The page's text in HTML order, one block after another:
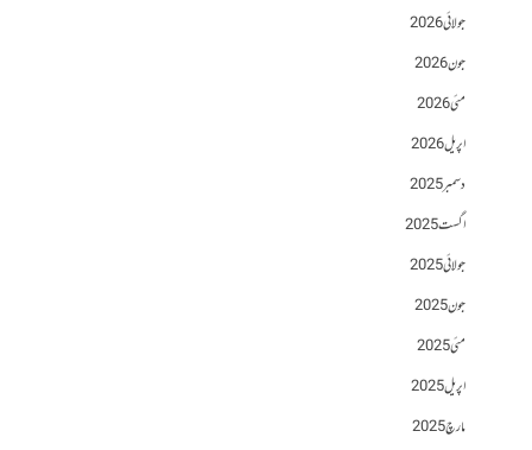
جولائی 2026
جون 2026
مئی 2026
اپریل 2026
دسمبر 2025
اگست 2025
جولائی 2025
جون 2025
مئی 2025
اپریل 2025
مارچ 2025